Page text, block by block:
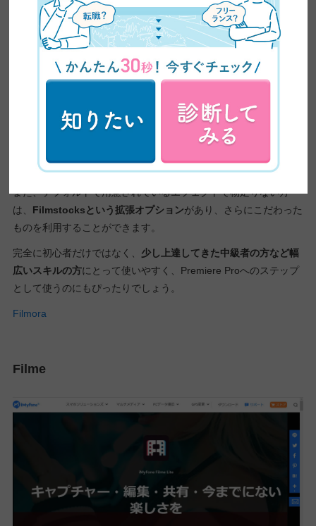
Filmoraは、Wondershare社の動画編集ソフトです。旧名は動画
編集プロといいます。
特徴としては、
丁寧な取り扱い説明がある
エフェクトやタイトル系素材が充実している
となっています。
また、デフォルトで用意されているエフェクトで物足りない方
は、 Filmstocksという拡張オプションがあり、さらにこだわった
ものを利用することができます。
完全に初心者だけではなく、 少し上達してきた中級者の方など幅
広いスキルの方にとって使いやすく、Premiere Proへのステップ
として使うのにもぴったりでしょう。
Filmora
Filme